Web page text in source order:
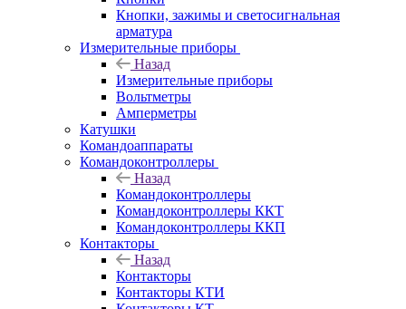
Кнопки, зажимы и светосигнальная
арматура
Измерительные приборы
Назад
Измерительные приборы
Вольтметры
Амперметры
Катушки
Командоаппараты
Командоконтроллеры
Назад
Командоконтроллеры
Командоконтроллеры ККТ
Командоконтроллеры ККП
Контакторы
Назад
Контакторы
Контакторы КТИ